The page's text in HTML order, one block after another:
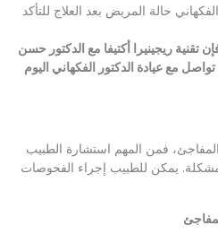
الفكهاني حالة المريض بعد العلاج للتأكد
تقنية ريجينيرا أكتيفا مع الدكتور حسن
مع عيادة الدكتور الفكهاني اليوم
فمن المهم استشارة الطبيب
يمكن للطبيب إجراء الفحوصات